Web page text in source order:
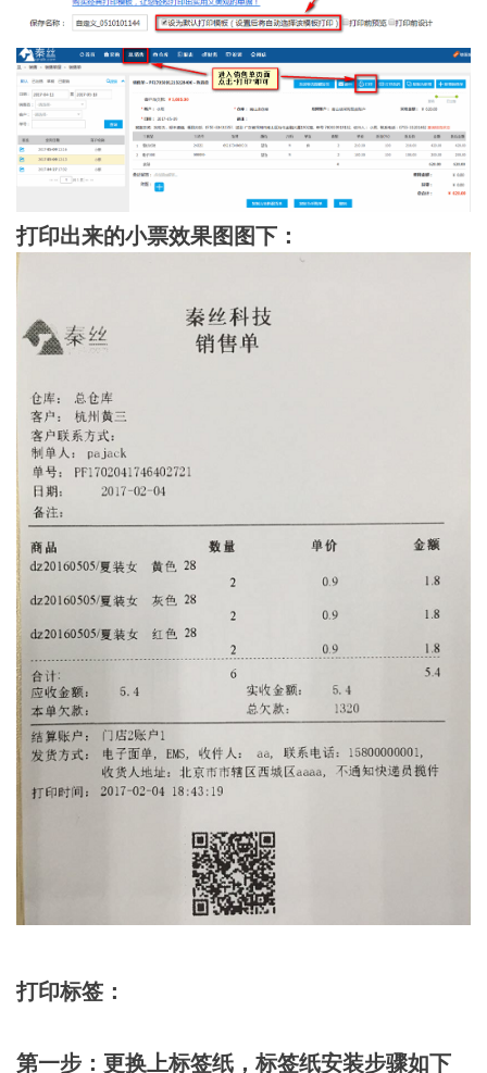
打印出来的小票效果图图下：
打印标签：
第一步：更换上标签纸，标签纸安装步骤如下